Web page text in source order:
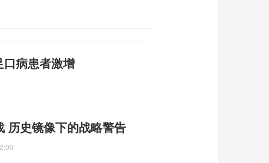
口病患者激增
历史镜像下的战略警告